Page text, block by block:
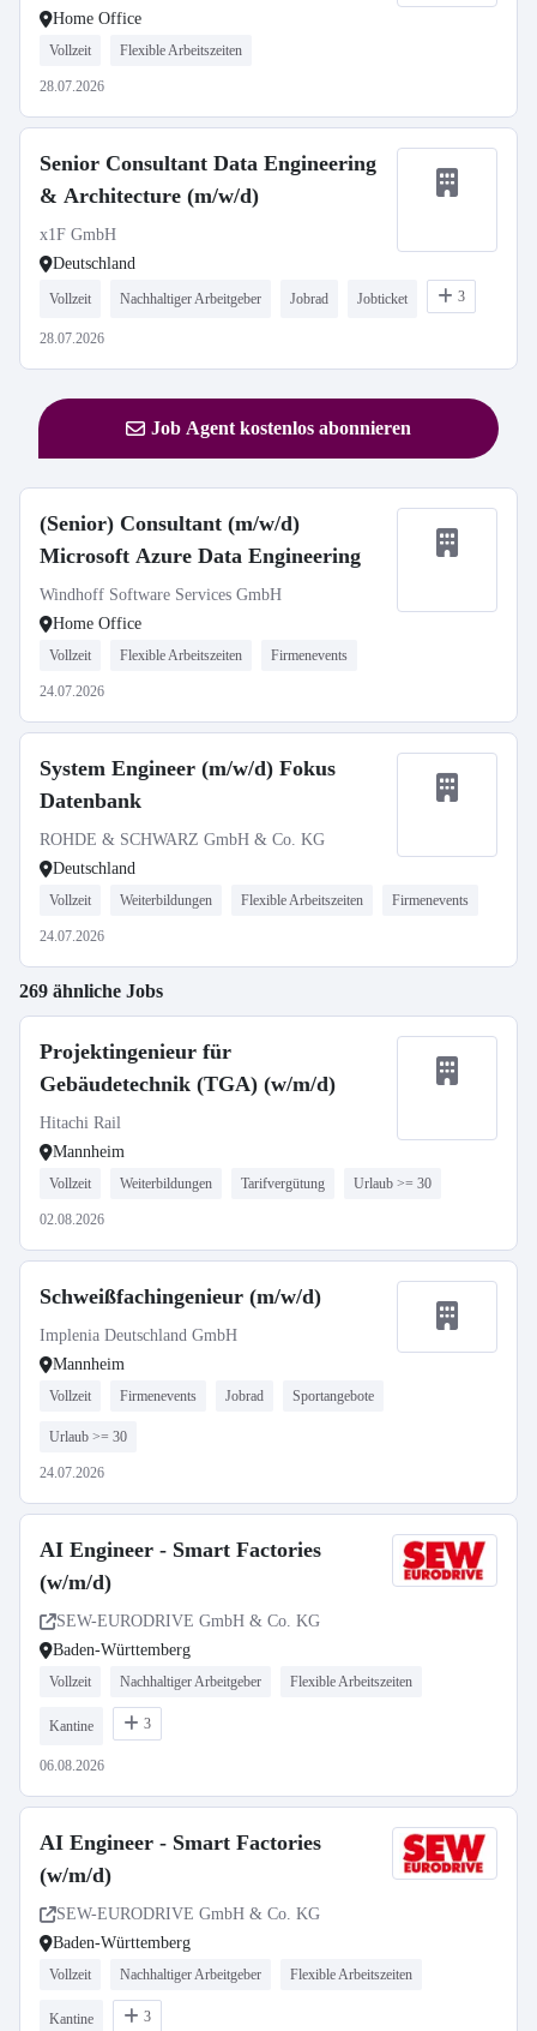
Home Office
Vollzeit Flexible Arbeitszeiten
28.07.2026
Senior Consultant Data Engineering
& Architecture (m/w/d)
x1F GmbH
Deutschland
Vollzeit Nachhaltiger Arbeitgeber Jobrad Jobticket 3
28.07.2026
Job Agent kostenlos abonnieren
(Senior) Consultant (m/w/d)
Microsoft Azure Data Engineering
Windhoff Software Services GmbH
Home Office
Vollzeit Flexible Arbeitszeiten Firmenevents
24.07.2026
System Engineer (m/w/d) Fokus
Datenbank
ROHDE & SCHWARZ GmbH & Co. KG
Deutschland
Vollzeit Weiterbildungen Flexible Arbeitszeiten Firmenevents
24.07.2026
269 ähnliche Jobs
Projektingenieur für
Gebäudetechnik (TGA) (w/m/d)
Hitachi Rail
Mannheim
Vollzeit Weiterbildungen Tarifvergütung Urlaub >= 30
02.08.2026
Schweißfachingenieur (m/w/d)
Implenia Deutschland GmbH
Mannheim
Vollzeit Firmenevents Jobrad Sportangebote
Urlaub >= 30
24.07.2026
AI Engineer - Smart Factories
(w/m/d)
SEW-EURODRIVE GmbH & Co. KG
Baden-Württemberg
Vollzeit Nachhaltiger Arbeitgeber Flexible Arbeitszeiten
Kantine 3
06.08.2026
AI Engineer - Smart Factories
(w/m/d)
SEW-EURODRIVE GmbH & Co. KG
Baden-Württemberg
Vollzeit Nachhaltiger Arbeitgeber Flexible Arbeitszeiten
Kantine 3